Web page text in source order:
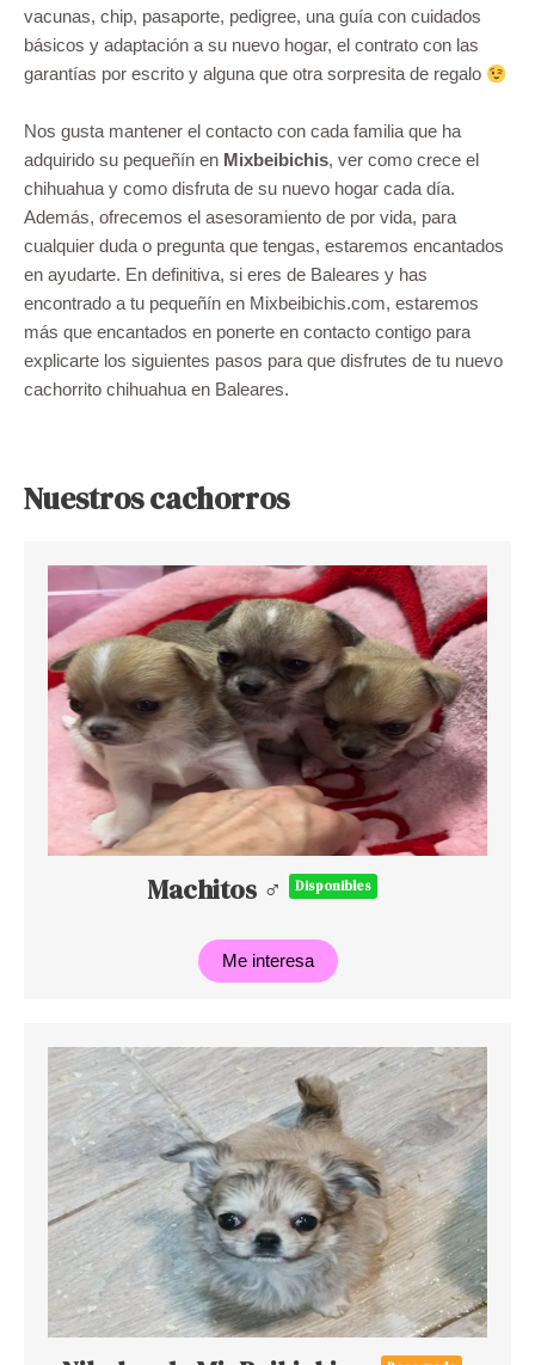
vacunas, chip, pasaporte, pedigree, una guía con cuidados
básicos y adaptación a su nuevo hogar, el contrato con las
garantías por escrito y alguna que otra sorpresita de regalo
Nos gusta mantener el contacto con cada familia que ha
adquirido su pequeñín en Mixbeibichis, ver como crece el
chihuahua y como disfruta de su nuevo hogar cada día.
Además, ofrecemos el asesoramiento de por vida, para
cualquier duda o pregunta que tengas, estaremos encantados
en ayudarte. En definitiva, si eres de Baleares y has
encontrado a tu pequeñín en Mixbeibichis.com, estaremos
más que encantados en ponerte en contacto contigo para
explicarte los siguientes pasos para que disfrutes de tu nuevo
cachorrito chihuahua en Baleares.
Nuestros cachorros
Machitos ♂ Disponibles
Me interesa